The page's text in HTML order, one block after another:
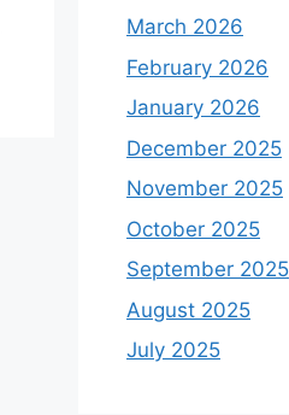
March 2026
February 2026
January 2026
December 2025
November 2025
October 2025
September 2025
August 2025
July 2025